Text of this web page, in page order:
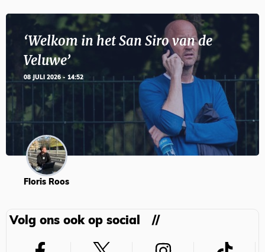
‘Welkom in het San Siro van de
Veluwe’
08 JULI 2026 - 14:52
Floris Roos
Volg ons ook op social